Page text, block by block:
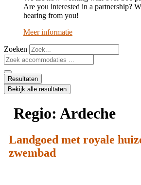
Are you interested in a partnership?
hearing from you!
Meer informatie
Zoeken
Search
...
Resultaten
Bekijk alle resultaten
Regio: Ardeche
Landgoed met royale
zwembad